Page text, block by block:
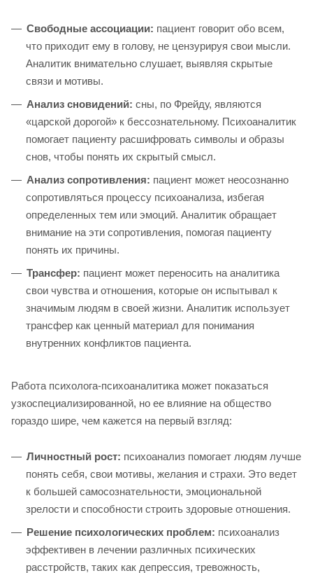
Свободные ассоциации: пациент говорит обо всем,
что приходит ему в голову, не цензурируя свои мысли.
Аналитик внимательно слушает, выявляя скрытые
связи и мотивы.
Анализ сновидений: сны, по Фрейду, являются
«царской дорогой» к бессознательному. Психоаналитик
помогает пациенту расшифровать символы и образы
снов, чтобы понять их скрытый смысл.
Анализ сопротивления: пациент может неосознанно
сопротивляться процессу психоанализа, избегая
определенных тем или эмоций. Аналитик обращает
внимание на эти сопротивления, помогая пациенту
понять их причины.
Трансфер: пациент может переносить на аналитика
свои чувства и отношения, которые он испытывал к
значимым людям в своей жизни. Аналитик использует
трансфер как ценный материал для понимания
внутренних конфликтов пациента.
Работа психолога-психоаналитика может показаться
узкоспециализированной, но ее влияние на общество
гораздо шире, чем кажется на первый взгляд:
Личностный рост: психоанализ помогает людям лучше
понять себя, свои мотивы, желания и страхи. Это ведет
к большей самосознательности, эмоциональной
зрелости и способности строить здоровые отношения.
Решение психологических проблем: психоанализ
эффективен в лечении различных психических
расстройств, таких как депрессия, тревожность,